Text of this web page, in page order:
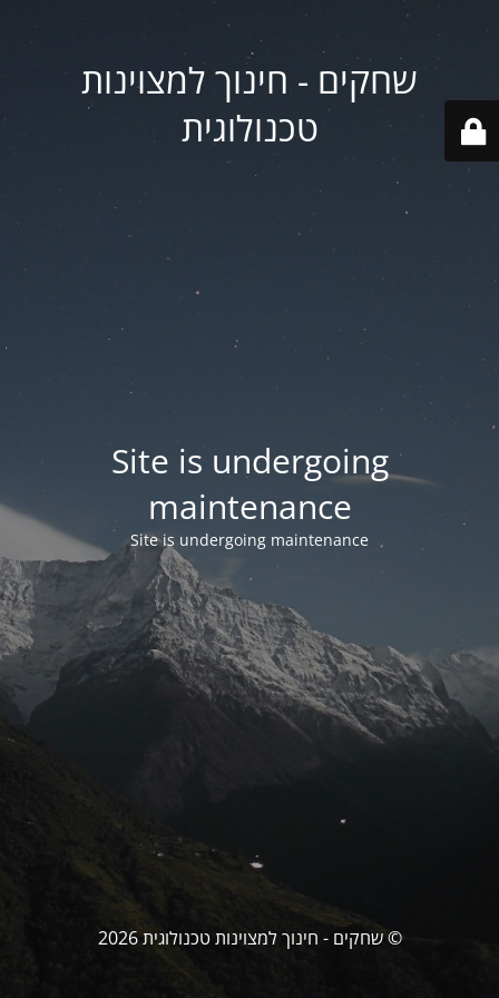
שחקים - חינוך למצוינות
טכנולוגית
Site is undergoing
maintenance
Site is undergoing maintenance
© שחקים - חינוך למצוינות טכנולוגית 2026